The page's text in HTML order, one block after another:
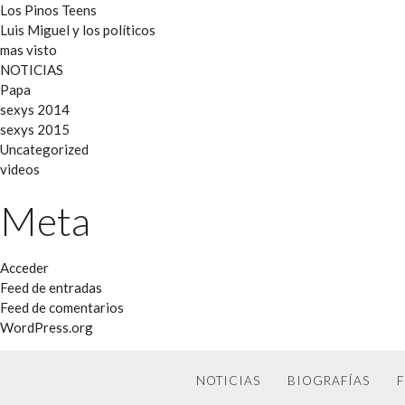
Los Pinos Teens
Luis Miguel y los políticos
mas visto
NOTICIAS
Papa
sexys 2014
sexys 2015
Uncategorized
videos
Meta
Acceder
Feed de entradas
Feed de comentarios
WordPress.org
NOTICIAS BIOGRAFÍAS